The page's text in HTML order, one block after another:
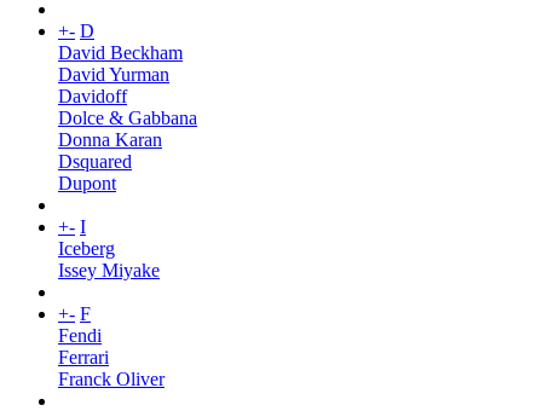
+- D
David Beckham
David Yurman
Davidoff
Dolce & Gabbana
Donna Karan
Dsquared
Dupont
+- I
Iceberg
Issey Miyake
+- F
Fendi
Ferrari
Franck Oliver